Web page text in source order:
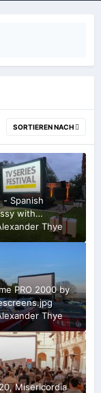
SORTIEREN NACH
- Spanish
with
Thye
PRO 2000 by
Thye
Misericordia